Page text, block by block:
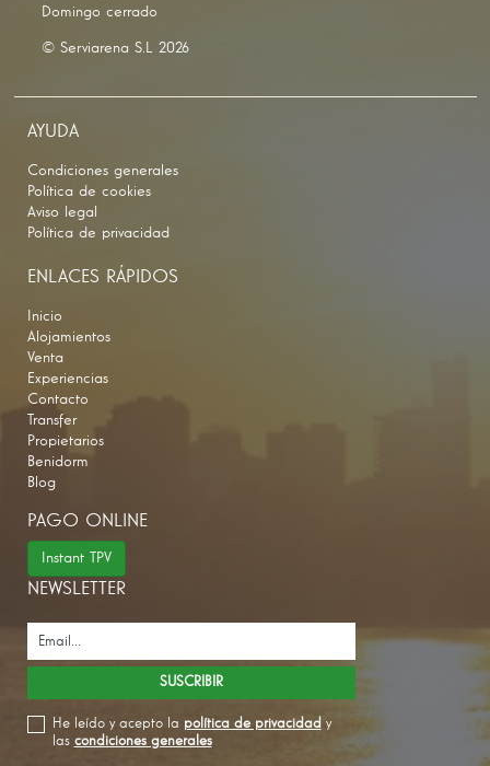
Domingo cerrado
© Serviarena S.L 2026
AYUDA
Condiciones generales
Política de cookies
Aviso legal
Política de privacidad
ENLACES RÁPIDOS
Inicio
Alojamientos
Venta
Experiencias
Contacto
Transfer
Propietarios
Benidorm
Blog
PAGO ONLINE
Instant TPV
NEWSLETTER
He leído y acepto la política de privacidad y
las condiciones generales